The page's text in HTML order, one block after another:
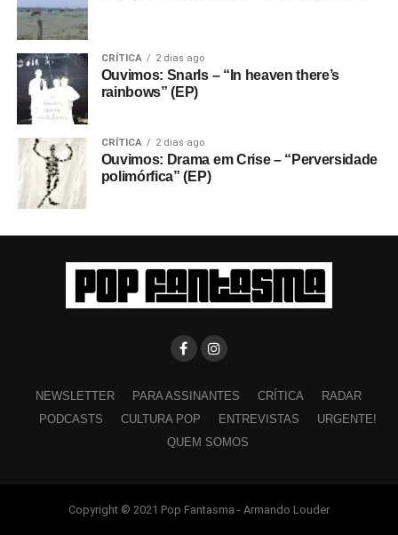
CRÍTICA 2 dias ago
Ouvimos: Snarls – “In heaven there’s
rainbows” (EP)
CRÍTICA 2 dias ago
Ouvimos: Drama em Crise – “Perversidade
polimórfica” (EP)
NEWSLETTER PARA ASSINANTES CRÍTICA
RADAR
PODCASTS
CULTURA POP ENTREVISTAS
URGENTE!
QUEM SOMOS
Copyright © 2021 Pop Fantasma - Armando Louder